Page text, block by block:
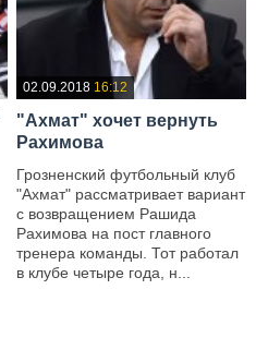
02.09.2018 16:12
"Ахмат" хочет вернуть
Рахимова
Грозненский футбольный клуб
"Ахмат" рассматривает вариант
с возвращением Рашида
Рахимова на пост главного
тренера команды. Тот работал
в клубе четыре года, н...